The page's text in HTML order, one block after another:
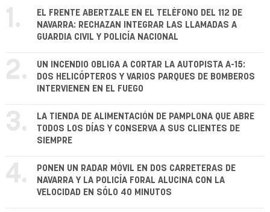
1.
EL FRENTE ABERTZALE EN EL TELÉFONO DEL 112 DE
NAVARRA: RECHAZAN INTEGRAR LAS LLAMADAS A
GUARDIA CIVIL Y POLICÍA NACIONAL
2.
UN INCENDIO OBLIGA A CORTAR LA AUTOPISTA A-15:
DOS HELICÓPTEROS Y VARIOS PARQUES DE BOMBEROS
INTERVIENEN EN EL FUEGO
3.
LA TIENDA DE ALIMENTACIÓN DE PAMPLONA QUE ABRE
TODOS LOS DÍAS Y CONSERVA A SUS CLIENTES DE
SIEMPRE
4.
PONEN UN RADAR MÓVIL EN DOS CARRETERAS DE
NAVARRA Y LA POLICÍA FORAL ALUCINA CON LA
VELOCIDAD EN SÓLO 40 MINUTOS